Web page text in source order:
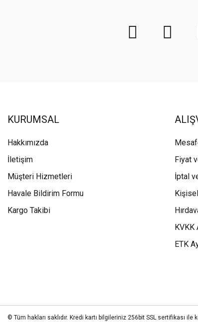
KURUMSAL
Hakkımızda
İletişim
Müşteri Hizmetleri
Havale Bildirim Formu
Kargo Takibi
Fiyat
İptal
KVKK
ETK
© Tüm hakları saklıdır. Kredi kartı bilgileriniz 256bit SSL sertifikası ile